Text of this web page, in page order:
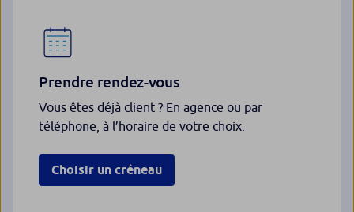
Prendre rendez-vous
Vous êtes déjà client ? En agence ou par
téléphone, à l’horaire de votre choix.
Choisir un créneau